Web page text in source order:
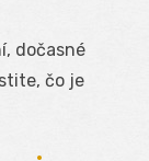
dočasné
čo je